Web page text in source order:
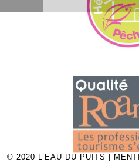
© 2020 L’EAU DU PUITS |